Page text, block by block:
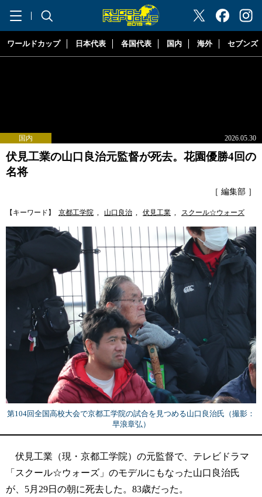
"ラグビーリパブリック"
ワールドカップ 日本代表 各国代表 国内 海外 セブンズ
国内 2026.05.30
伏見工業の山口良治元監督が死去。花園優勝4回の
名将
［ 編集部 ］
【キーワード】 京都工学院 , 山口良治 , 伏見工業 , スクール☆ウォーズ
第104回全国高校大会で京都工学院の試合を見つめる山口良治氏（撮影：
早浪章弘）
伏見工業（現・京都工学院）の元監督で、テレビドラマ
「スクール☆ウォーズ」のモデルにもなった山口良治氏
が、5月29日の朝に死去した。83歳だった。